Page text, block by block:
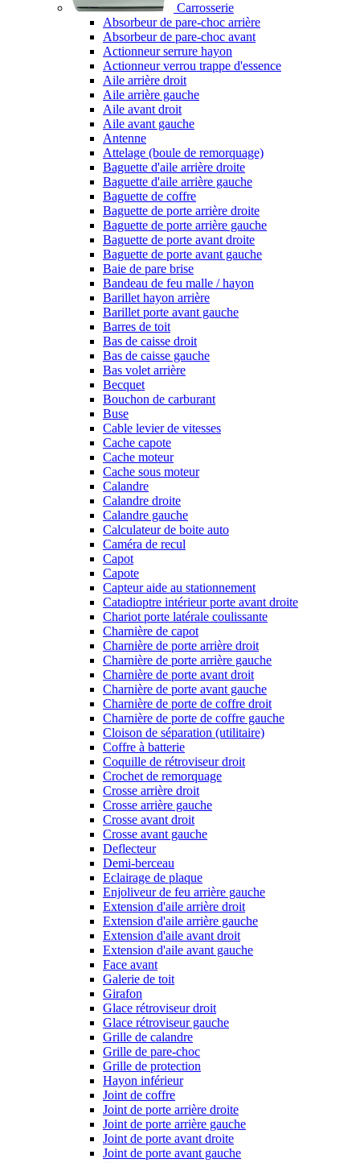
Carrosserie
Absorbeur de pare-choc arrière
Absorbeur de pare-choc avant
Actionneur serrure hayon
Actionneur verrou trappe d'essence
Aile arrière droit
Aile arrière gauche
Aile avant droit
Aile avant gauche
Antenne
Attelage (boule de remorquage)
Baguette d'aile arrière droite
Baguette d'aile arrière gauche
Baguette de coffre
Baguette de porte arrière droite
Baguette de porte arrière gauche
Baguette de porte avant droite
Baguette de porte avant gauche
Baie de pare brise
Bandeau de feu malle / hayon
Barillet hayon arrière
Barillet porte avant gauche
Barres de toit
Bas de caisse droit
Bas de caisse gauche
Bas volet arrière
Becquet
Bouchon de carburant
Buse
Cable levier de vitesses
Cache capote
Cache moteur
Cache sous moteur
Calandre
Calandre droite
Calandre gauche
Calculateur de boite auto
Caméra de recul
Capot
Capote
Capteur aide au stationnement
Catadioptre intérieur porte avant droite
Chariot porte latérale coulissante
Charnière de capot
Charnière de porte arrière droit
Charnière de porte arrière gauche
Charnière de porte avant droit
Charnière de porte avant gauche
Charnière de porte de coffre droit
Charnière de porte de coffre gauche
Cloison de séparation (utilitaire)
Coffre à batterie
Coquille de rétroviseur droit
Crochet de remorquage
Crosse arrière droit
Crosse arrière gauche
Crosse avant droit
Crosse avant gauche
Deflecteur
Demi-berceau
Eclairage de plaque
Enjoliveur de feu arrière gauche
Extension d'aile arrière droit
Extension d'aile arrière gauche
Extension d'aile avant droit
Extension d'aile avant gauche
Face avant
Galerie de toit
Girafon
Glace rétroviseur droit
Glace rétroviseur gauche
Grille de calandre
Grille de pare-choc
Grille de protection
Hayon inférieur
Joint de coffre
Joint de porte arrière droite
Joint de porte arrière gauche
Joint de porte avant droite
Joint de porte avant gauche